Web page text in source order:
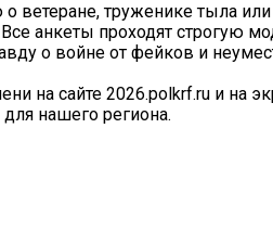
труженике тыла или
анкеты проходят строгую
о войне от фейков и
на сайте 2026.polkrf.ru и на
нашего региона.